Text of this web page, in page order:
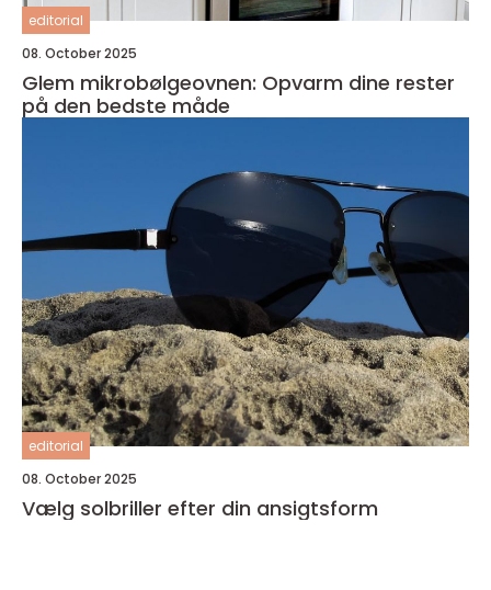
editorial
08. October 2025
Glem mikrobølgeovnen: Opvarm dine rester
på den bedste måde
editorial
08. October 2025
Vælg solbriller efter din ansigtsform